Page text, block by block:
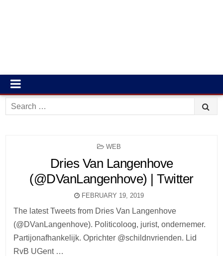
Search
for:
POSTED
WEB
Dries Van Langenhove
(@DVanLangenhove) | Twitter
FEBRUARY 19, 2019
The latest Tweets from Dries Van Langenhove
(@DVanLangenhove). Politicoloog, jurist, ondernemer.
Partijonafhankelijk. Oprichter @schildnvrienden. Lid
RvB UGent …